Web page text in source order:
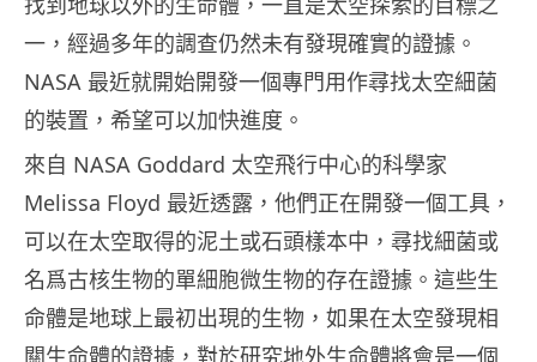
一，經過多年的調查仍然未有發現確實的證據。
NASA 最近就開始開發一個專門用作尋找太空細菌
的裝置，希望可以加快進度。
來自 NASA Goddard 太空飛行中心的科學家
Melissa Floyd 最近透露，他們正在開發一個工具，
可以在太空取得的泥土或石頭樣本中，尋找細菌或
名爲古核生物的單細胞微生物的存在證據。這些生
命體是地球上最初出現的生物，如果在太空發現相
關生命體的證據，對於研究地外生命體將會是一個